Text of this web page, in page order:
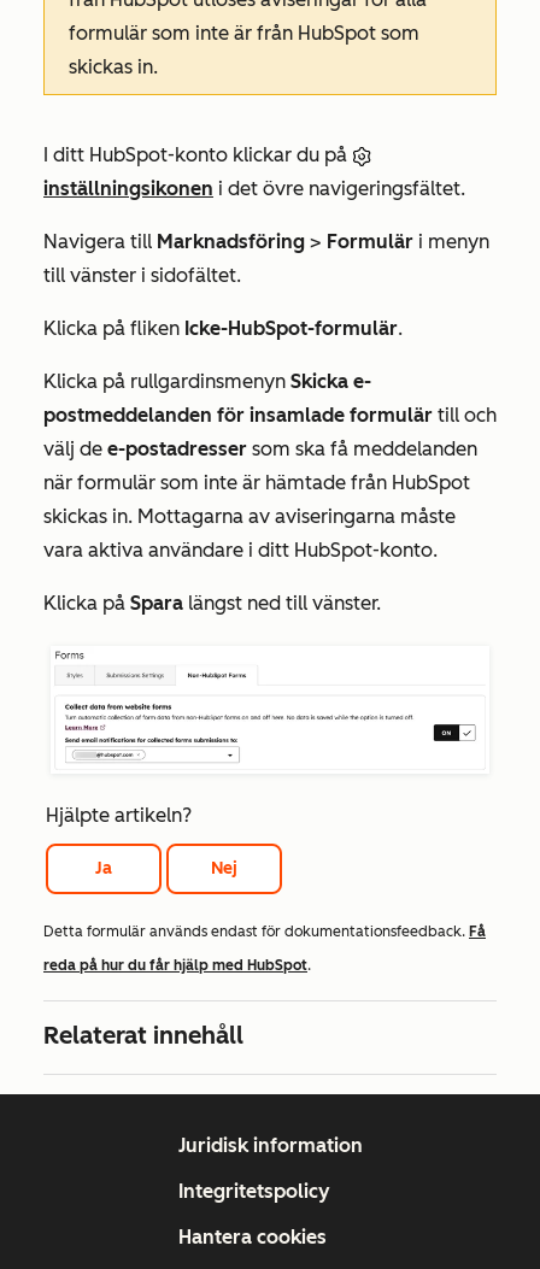
formulär som inte är från HubSpot som
skickas in.
I ditt HubSpot-konto klickar du på
inställningsikonen i det övre navigeringsfältet.
Navigera till Marknadsföring > Formulär i menyn
till vänster i sidofältet.
Klicka på fliken Icke-HubSpot-formulär.
Klicka på rullgardinsmenyn Skicka e-
postmeddelanden för insamlade formulär till och
välj de e-postadresser som ska få meddelanden
när formulär som inte är hämtade från HubSpot
skickas in. Mottagarna av aviseringarna måste
vara aktiva användare i ditt HubSpot-konto.
Klicka på Spara längst ned till vänster.
Hjälpte artikeln?
Ja Nej
Detta formulär används endast för dokumentationsfeedback. Få
reda på hur du får hjälp med HubSpot.
Relaterat innehåll
Juridisk information
Integritetspolicy
Hantera cookies